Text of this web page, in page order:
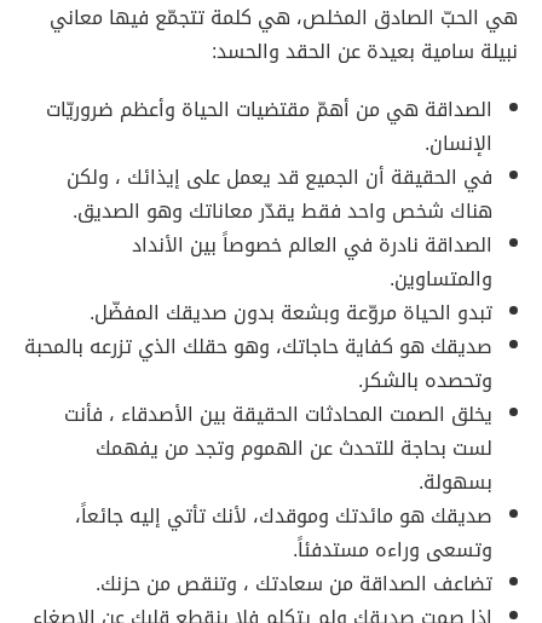
هي الحبّ الصادق المخلص، هي كلمة تتجمّع فيها معاني
نبيلة سامية بعيدة عن الحقد والحسد:
الصداقة هي من أهمّ مقتضيات الحياة وأعظم ضروريّات
الإنسان.
في الحقيقة أن الجميع قد يعمل على إيذائك ، ولكن
هناك شخص واحد فقط يقدّر معاناتك وهو الصديق.
الصداقة نادرة في العالم خصوصاً بين الأنداد
والمتساوين.
تبدو الحياة مروّعة وبشعة بدون صديقك المفضّل.
صديقك هو كفاية حاجاتك، وهو حقلك الذي تزرعه بالمحبة
وتحصده بالشكر.
يخلق الصمت المحادثات الحقيقة بين الأصدقاء ، فأنت
لست بحاجة للتحدث عن الهموم وتجد من يفهمك
بسهولة.
صديقك هو مائدتك وموقدك، لأنك تأتي إليه جائعاً،
وتسعى وراءه مستدفئاً.
تضاعف الصداقة من سعادتك ، وتنقص من حزنك.